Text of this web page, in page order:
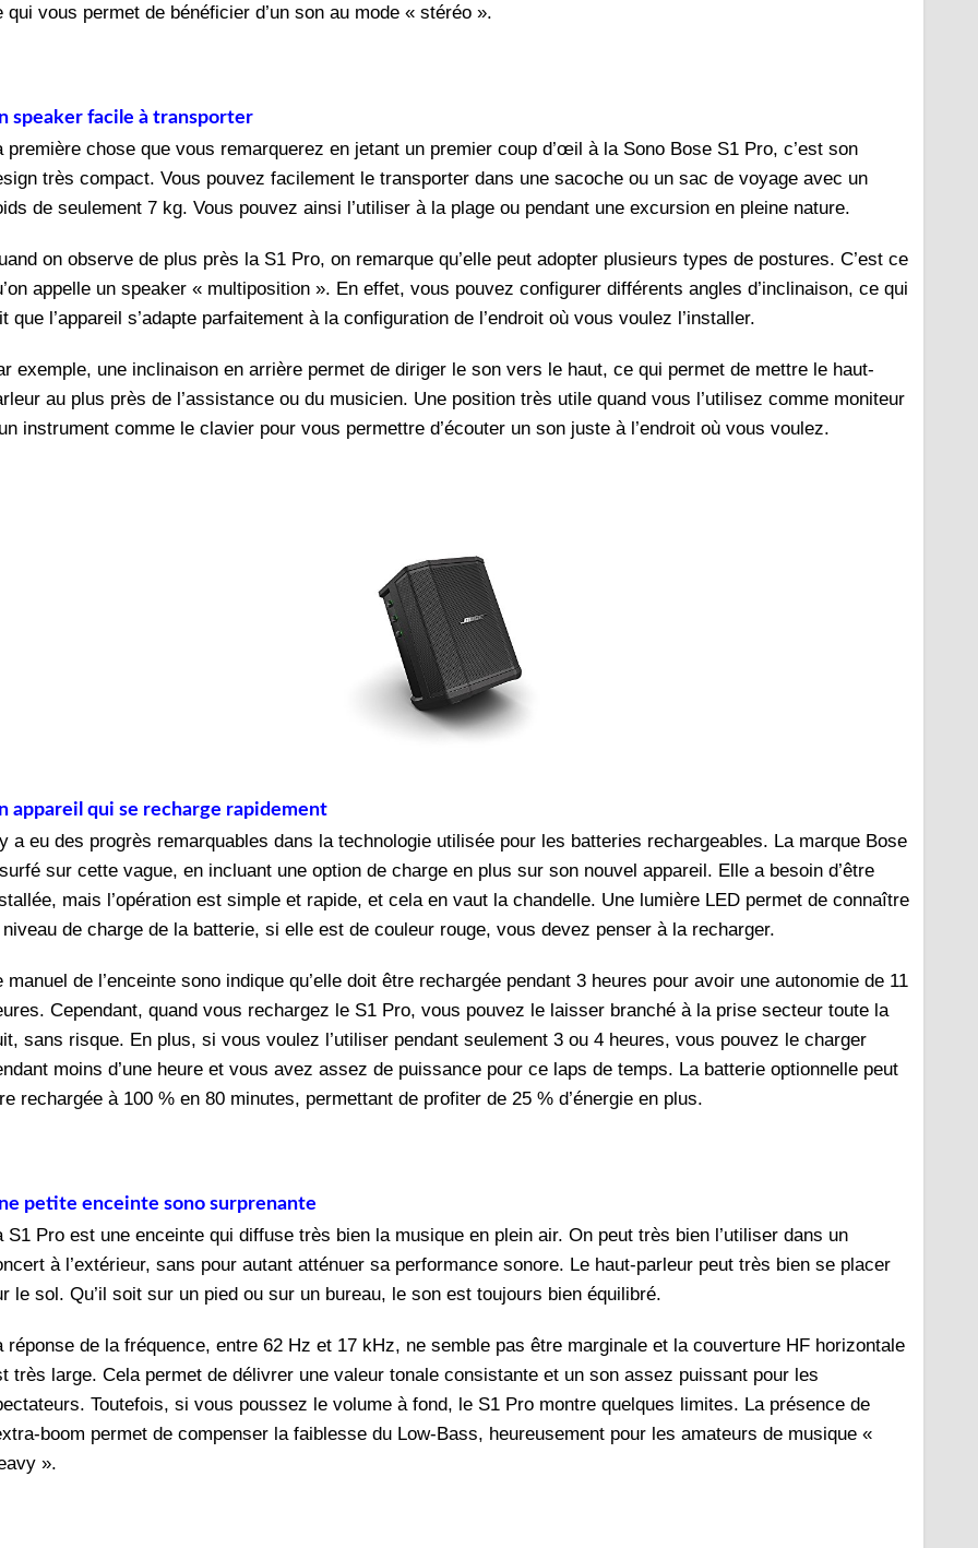
qui vous permet de bénéficier d’un son au mode « stéréo ».
speaker facile à transporter
première chose que vous remarquerez en jetant un premier coup d’œil à la Sono Bose S1 Pro, c’est son
très compact. Vous pouvez facilement le transporter dans une sacoche ou un sac de voyage avec un
de seulement 7 kg. Vous pouvez ainsi l’utiliser à la plage ou pendant une excursion en pleine nature.
on observe de plus près la S1 Pro, on remarque qu’elle peut adopter plusieurs types de postures. C’est ce
appelle un speaker « multiposition ». En effet, vous pouvez configurer différents angles d’inclinaison, ce qui
que l’appareil s’adapte parfaitement à la configuration de l’endroit où vous voulez l’installer.
exemple, une inclinaison en arrière permet de diriger le son vers le haut, ce qui permet de mettre le haut-
au plus près de l’assistance ou du musicien. Une position très utile quand vous l’utilisez comme moniteur
instrument comme le clavier pour vous permettre d’écouter un son juste à l’endroit où vous voulez.
appareil qui se recharge rapidement
a eu des progrès remarquables dans la technologie utilisée pour les batteries rechargeables. La marque Bose
sur cette vague, en incluant une option de charge en plus sur son nouvel appareil. Elle a besoin d’être
mais l’opération est simple et rapide, et cela en vaut la chandelle. Une lumière LED permet de connaître
niveau de charge de la batterie, si elle est de couleur rouge, vous devez penser à la recharger.
manuel de l’enceinte sono indique qu’elle doit être rechargée pendant 3 heures pour avoir une autonomie de 11
Cependant, quand vous rechargez le S1 Pro, vous pouvez le laisser branché à la prise secteur toute la
sans risque. En plus, si vous voulez l’utiliser pendant seulement 3 ou 4 heures, vous pouvez le charger
moins d’une heure et vous avez assez de puissance pour ce laps de temps. La batterie optionnelle peut
rechargée à 100 % en 80 minutes, permettant de profiter de 25 % d’énergie en plus.
petite enceinte sono surprenante
S1 Pro est une enceinte qui diffuse très bien la musique en plein air. On peut très bien l’utiliser dans un
à l’extérieur, sans pour autant atténuer sa performance sonore. Le haut-parleur peut très bien se placer
le sol. Qu’il soit sur un pied ou sur un bureau, le son est toujours bien équilibré.
réponse de la fréquence, entre 62 Hz et 17 kHz, ne semble pas être marginale et la couverture HF horizontale
très large. Cela permet de délivrer une valeur tonale consistante et un son assez puissant pour les
Toutefois, si vous poussez le volume à fond, le S1 Pro montre quelques limites. La présence de
boom permet de compenser la faiblesse du Low-Bass, heureusement pour les amateurs de musique «
».